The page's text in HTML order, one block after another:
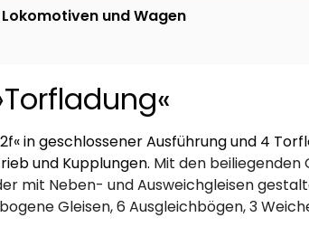
und Wagen
in geschlossener Ausführung und 4
und Kupplungen. Mit den
mit Neben- und Ausweichgleisen
Gleisen, 6 Ausgleichbögen, 3